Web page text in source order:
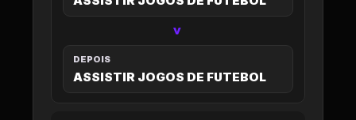
>
DEPOIS
ASSISTIR JOGOS DE FUTEBOL